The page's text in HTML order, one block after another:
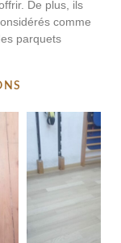
De plus, ils
comme
parquets